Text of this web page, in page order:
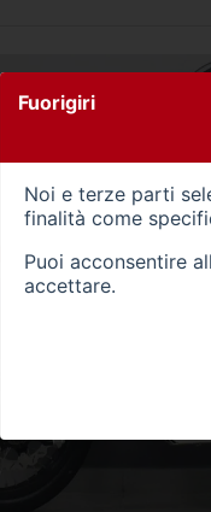
Fuorigiri
Noi e terze parti
finalità come
Puoi acconsentire
accettare.